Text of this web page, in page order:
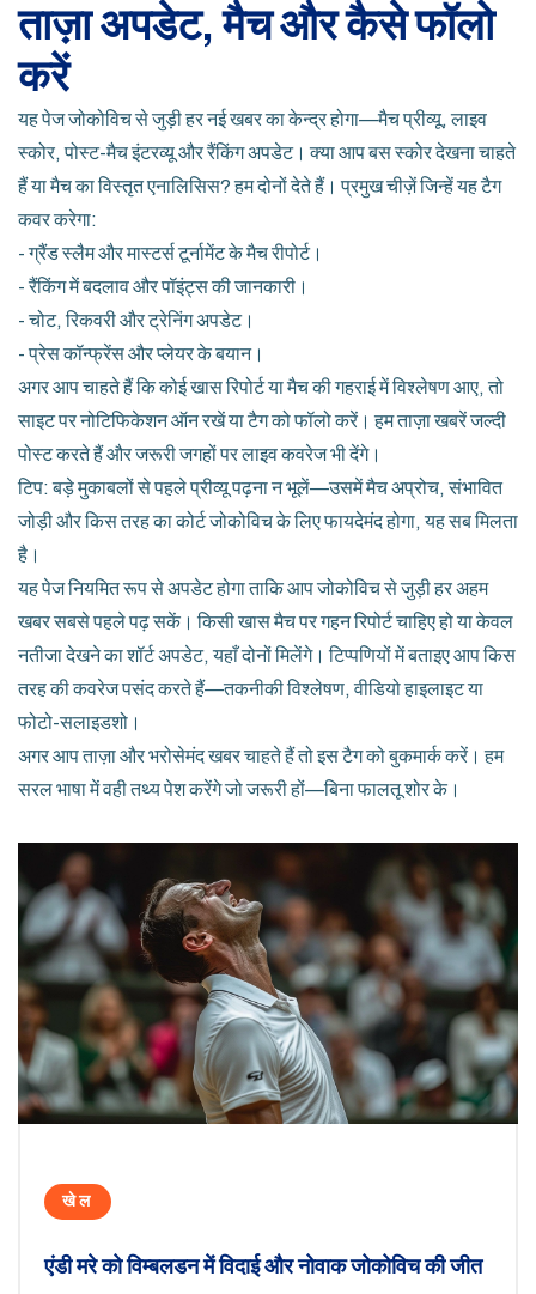
ताज़ा अपडेट, मैच और कैसे फॉलो
करें
यह पेज जोकोविच से जुड़ी हर नई खबर का केन्द्र होगा—मैच प्रीव्यू, लाइव
स्कोर, पोस्ट-मैच इंटरव्यू और रैंकिंग अपडेट। क्या आप बस स्कोर देखना चाहते
हैं या मैच का विस्तृत एनालिसिस? हम दोनों देते हैं। प्रमुख चीज़ें जिन्हें यह टैग
कवर करेगा:
- ग्रैंड स्लैम और मास्टर्स टूर्नामेंट के मैच रीपोर्ट।
- रैंकिंग में बदलाव और पॉइंट्स की जानकारी।
- चोट, रिकवरी और ट्रेनिंग अपडेट।
- प्रेस कॉन्फ्रेंस और प्लेयर के बयान।
अगर आप चाहते हैं कि कोई खास रिपोर्ट या मैच की गहराई में विश्लेषण आए, तो
साइट पर नोटिफिकेशन ऑन रखें या टैग को फॉलो करें। हम ताज़ा खबरें जल्दी
पोस्ट करते हैं और जरूरी जगहों पर लाइव कवरेज भी देंगे।
टिप: बड़े मुकाबलों से पहले प्रीव्यू पढ़ना न भूलें—उसमें मैच अप्रोच, संभावित
जोड़ी और किस तरह का कोर्ट जोकोविच के लिए फायदेमंद होगा, यह सब मिलता
है।
यह पेज नियमित रूप से अपडेट होगा ताकि आप जोकोविच से जुड़ी हर अहम
खबर सबसे पहले पढ़ सकें। किसी खास मैच पर गहन रिपोर्ट चाहिए हो या केवल
नतीजा देखने का शॉर्ट अपडेट, यहाँ दोनों मिलेंगे। टिप्पणियों में बताइए आप किस
तरह की कवरेज पसंद करते हैं—तकनीकी विश्लेषण, वीडियो हाइलाइट या
फोटो-सलाइडशो।
अगर आप ताज़ा और भरोसेमंद खबर चाहते हैं तो इस टैग को बुकमार्क करें। हम
सरल भाषा में वही तथ्य पेश करेंगे जो जरूरी हों—बिना फालतू शोर के।
खेल
एंडी मरे को विम्बलडन में विदाई और नोवाक जोकोविच की जीत